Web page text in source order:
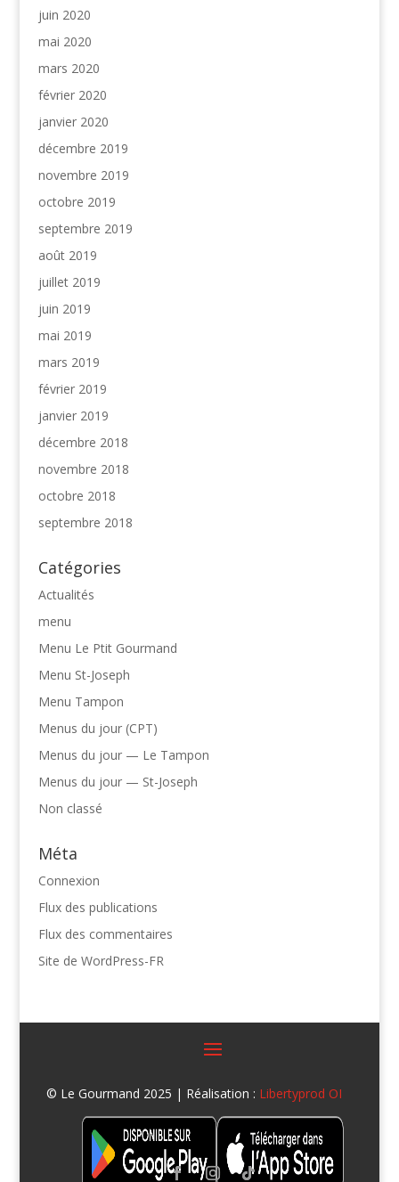
juin 2020
mai 2020
mars 2020
février 2020
janvier 2020
décembre 2019
novembre 2019
octobre 2019
septembre 2019
août 2019
juillet 2019
juin 2019
mai 2019
mars 2019
février 2019
janvier 2019
décembre 2018
novembre 2018
octobre 2018
septembre 2018
Catégories
Actualités
menu
Menu Le Ptit Gourmand
Menu St-Joseph
Menu Tampon
Menus du jour (CPT)
Menus du jour — Le Tampon
Menus du jour — St-Joseph
Non classé
Méta
Connexion
Flux des publications
Flux des commentaires
Site de WordPress-FR
© Le Gourmand 2025 | Réalisation : Libertyprod OI